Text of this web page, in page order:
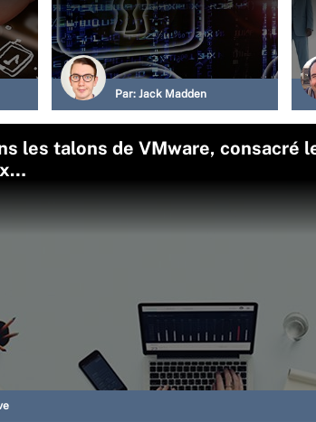
Par: Jack Madden
les talons de VMware, consacré